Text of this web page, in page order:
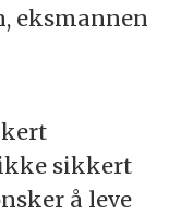
eksmannen
sikkert
å leve